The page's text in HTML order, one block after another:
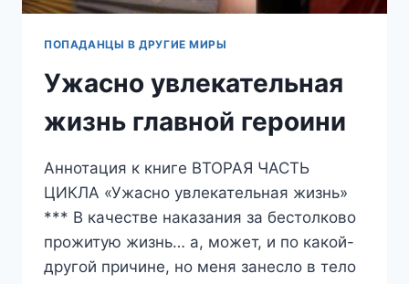
ПОПАДАНЦЫ В ДРУГИЕ МИРЫ
Ужасно увлекательная
жизнь главной героини
Аннотация к книге ВТОРАЯ ЧАСТЬ
ЦИКЛА «Ужасно увлекательная жизнь»
*** В качестве наказания за бестолково
прожитую жизнь… а, может, и по какой-
другой причине, но меня занесло в тело